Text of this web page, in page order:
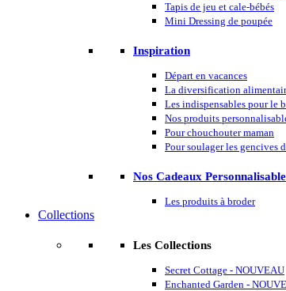
Tapis de jeu et cale-bébés
Mini Dressing de poupée
Inspiration
Départ en vacances
La diversification
Les indispensables pour le
Nos produits
Pour chouchouter maman
Pour soulager les gencives
Nos Cadeaux
Les produits à broder
Collections
Les Collections
Secret Cottage - NOUVEAU
Enchanted Garden -